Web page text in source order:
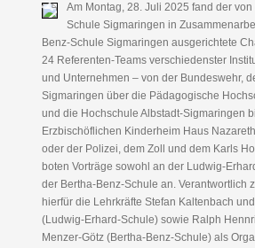
Am Montag, 28. Juli 2025 fand der
Schule Sigmaringen in
Benz-Schule Sigmaringen ausgerichtete
24 Referenten-Teams verschiedenster
und Unternehmen – von der Bundeswehr,
Sigmaringen über die Pädagogische
und die Hochschule Albstadt-Sigmaringen
Erzbischöflichen Kinderheim Haus
oder der Polizei, dem Zoll und dem Karls
boten Vorträge sowohl an der Ludwig-
der Bertha-Benz-Schule an. Verantwortlich
hierfür die Lehrkräfte Stefan Kaltenbach
(Ludwig-Erhard-Schule) sowie Ralph
Menzer-Götz (Bertha-Benz-Schule) als